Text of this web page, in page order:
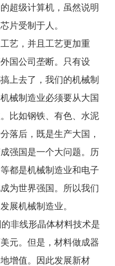
超级计算机，虽然说明
片受制于人。
，并且工艺更加重
国公司垄断。只有设
上去了，我们的机械制
械制造业必须要从大国
比如钢铁、有色、水泥
落后，既是生产大国，
强国是一个大问题。历
都是机械制造业和电子
为世界强国。所以我们
展机械制造业。
线形晶体材料技术是
元。但是，材料做成器
增值。因此发展新材